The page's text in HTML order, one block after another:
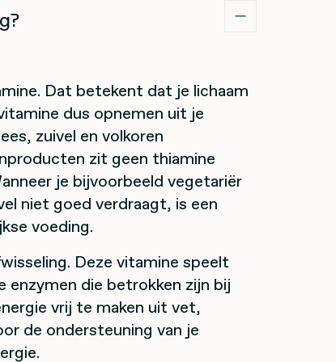
Dat betekent dat je lichaam
dus opnemen uit je
zuivel en volkoren
zit geen thiamine
je bijvoorbeeld vegetariër
niet goed verdraagt, is een
voeding.
Deze vitamine speelt
enzymen die betrokken zijn bij
vrij te maken uit vet,
de ondersteuning van je